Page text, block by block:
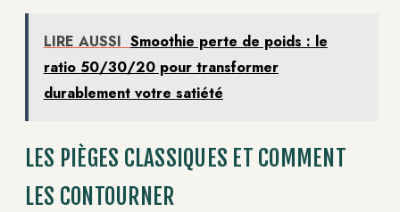
LIRE AUSSI Smoothie perte de poids : le
ratio 50/30/20 pour transformer
durablement votre satiété
LES PIÈGES CLASSIQUES ET COMMENT
LES CONTOURNER